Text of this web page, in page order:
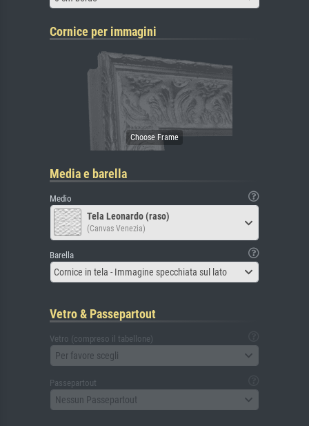
Cornice per immagini
Media e barella
Medio
Tela Leonardo (raso)
(Canvas Venezia)
Barella
Cornice in tela - Immagine specchiata sul lato
Vetro & Passepartout
Vetro (compreso il tabellone)
Per favore scegli
Passepartout
Nessun Passepartout